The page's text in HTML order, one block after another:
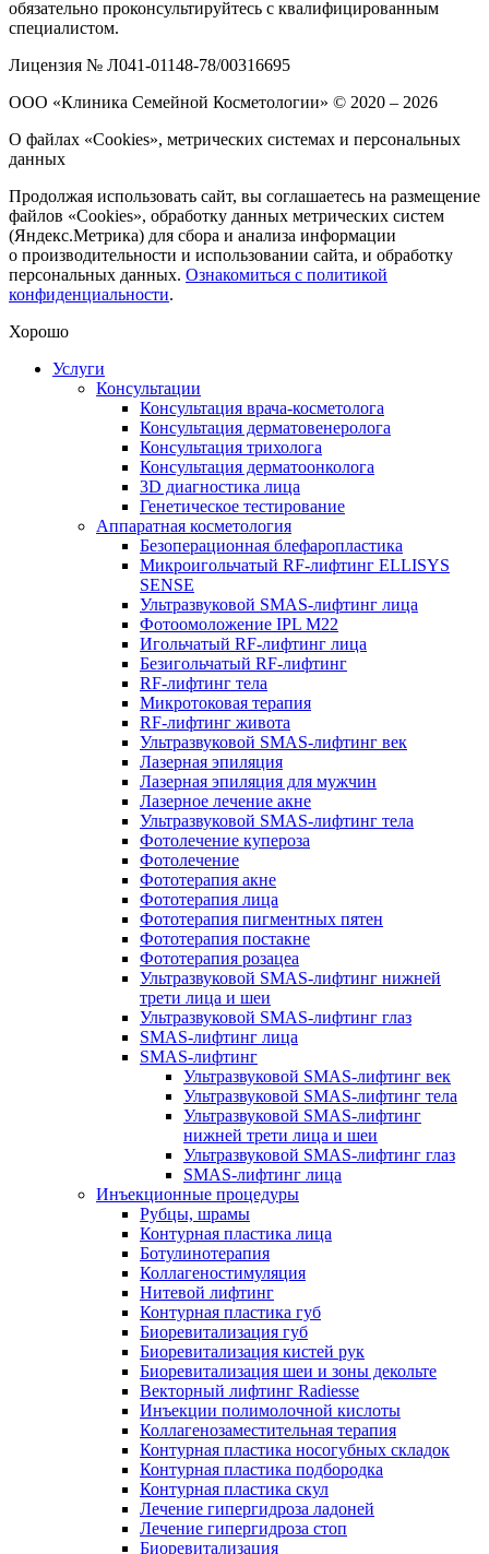
обязательно проконсультируйтесь с квалифицированным
специалистом.
Лицензия № Л041-01148-78/00316695
ООО «Клиника Семейной Косметологии» © 2020 – 2026
О файлах «Cookies», метрических системах и персональных
данных
Продолжая использовать сайт, вы соглашаетесь на размещение
файлов «Cookies», обработку данных метрических систем
(Яндекс.Метрика) для сбора и анализа информации
о производительности и использовании сайта, и обработку
персональных данных. Ознакомиться с политикой
конфиденциальности.
Хорошо
Услуги
Консультации
Консультация врача-косметолога
Консультация дерматовенеролога
Консультация трихолога
Консультация дерматоонколога
3D диагностика лица
Генетическое тестирование
Аппаратная косметология
Безоперационная блефаропластика
Микроигольчатый RF-лифтинг ELLISYS
SENSE
Ультразвуковой SMAS-лифтинг лица
Фотоомоложение IPL M22
Игольчатый RF-лифтинг лица
Безигольчатый RF-лифтинг
RF-лифтинг тела
Микротоковая терапия
RF-лифтинг живота
Ультразвуковой SMAS-лифтинг век
Лазерная эпиляция
Лазерная эпиляция для мужчин
Лазерное лечение акне
Ультразвуковой SMAS-лифтинг тела
Фотолечение купероза
Фотолечение
Фототерапия акне
Фототерапия лица
Фототерапия пигментных пятен
Фототерапия постакне
Фототерапия розацеа
Ультразвуковой SMAS-лифтинг нижней
трети лица и шеи
Ультразвуковой SMAS-лифтинг глаз
SMAS-лифтинг лица
SMAS-лифтинг
Ультразвуковой SMAS-лифтинг век
Ультразвуковой SMAS-лифтинг тела
Ультразвуковой SMAS-лифтинг
нижней трети лица и шеи
Ультразвуковой SMAS-лифтинг глаз
SMAS-лифтинг лица
Инъекционные процедуры
Рубцы, шрамы
Контурная пластика лица
Ботулинотерапия
Коллагеностимуляция
Нитевой лифтинг
Контурная пластика губ
Биоревитализация губ
Биоревитализация кистей рук
Биоревитализация шеи и зоны декольте
Векторный лифтинг Radiesse
Инъекции полимолочной кислоты
Коллагенозаместительная терапия
Контурная пластика носогубных складок
Контурная пластика подбородка
Контурная пластика скул
Лечение гипергидроза ладоней
Лечение гипергидроза стоп
Биоревитализация